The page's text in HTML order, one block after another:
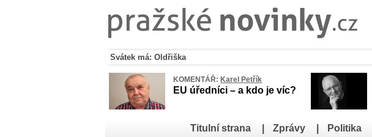
Svátek má: Oldřiška
KOMENTÁŘ: Karel Petřík
EU úředníci – a kdo je víc?
Titulní strana
Zprávy Politika